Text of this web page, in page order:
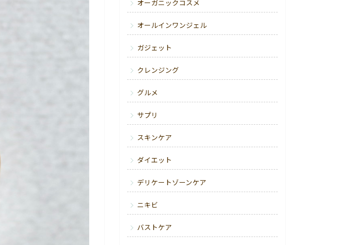
オーガニックコスメ
オールインワンジェル
ガジェット
クレンジング
グルメ
サプリ
スキンケア
ダイエット
デリケートゾーンケア
ニキビ
バストケア